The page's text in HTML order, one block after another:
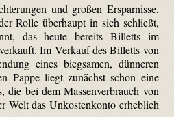
und großen Ersparnisse,
Rolle überhaupt in sich schließt,
das heute bereits Billetts im
Im Verkauf des Billetts von
eines biegsamen, dünneren
Pappe liegt zunächst schon eine
die bei dem Massen­verbrauch von
Welt das Unkostenkonto erheblich